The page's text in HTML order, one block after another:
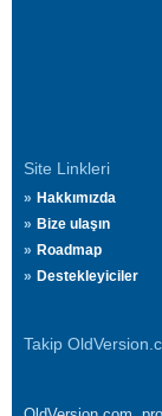
Site Linkleri
Hakkımızda
Bize ulaşın
Roadmap
Destekleyiciler
Takip